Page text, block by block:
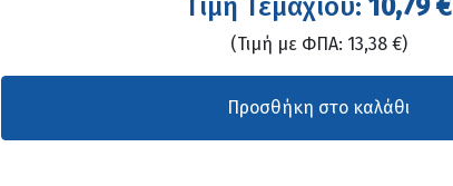
Tιμή Τεμαχίου: 10,79 €
(Τιμή με ΦΠΑ: 13,38 €)